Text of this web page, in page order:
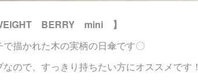
BERRY mini 】
描かれた木の実柄の日傘です〇
ので、すっきり持ちたい方にオススメです！